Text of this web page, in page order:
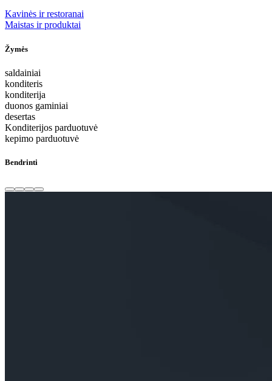
Kavinės ir restoranai
Maistas ir produktai
Žymės
saldainiai
konditeris
konditerija
duonos gaminiai
desertas
Konditerijos parduotuvė
kepimo parduotuvė
Bendrinti